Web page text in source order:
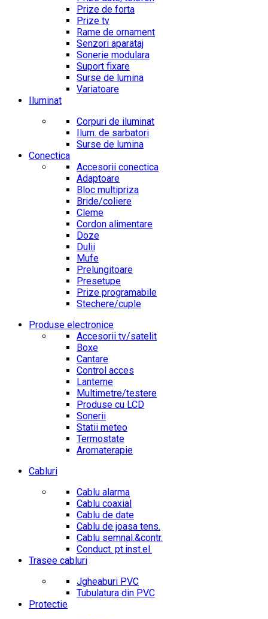
Prize de forta
Prize tv
Rame de ornament
Senzori aparataj
Sonerie modulara
Suport fixare
Surse de lumina
Variatoare
Iluminat
Corpuri de iluminat
Ilum. de sarbatori
Surse de lumina
Conectica
Accesorii conectica
Adaptoare
Bloc multipriza
Bride/coliere
Cleme
Cordon alimentare
Doze
Dulii
Mufe
Prelungitoare
Presetupe
Prize programabile
Stechere/cuple
Produse electronice
Accesorii tv/satelit
Boxe
Cantare
Control acces
Lanterne
Multimetre/testere
Produse cu LCD
Sonerii
Statii meteo
Termostate
Aromaterapie
Cabluri
Cablu alarma
Cablu coaxial
Cablu de date
Cablu de joasa tens.
Cablu semnal.&contr.
Conduct. pt.inst.el.
Trasee cabluri
Jgheaburi PVC
Tubulatura din PVC
Protectie